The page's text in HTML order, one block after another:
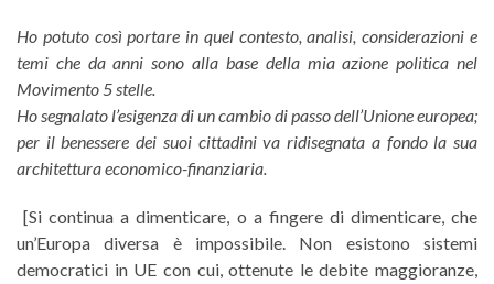
Ho potuto così portare in quel contesto, analisi, considerazioni e
temi che da anni sono alla base della mia azione politica nel
Movimento 5 stelle.
Ho segnalato l’esigenza di un cambio di passo dell’Unione europea;
per il benessere dei suoi cittadini va ridisegnata a fondo la sua
architettura economico-finanziaria.
[Si continua a dimenticare, o a fingere di dimenticare, che
un’Europa diversa è impossibile. Non esistono sistemi
democratici in UE con cui, ottenute le debite maggioranze,